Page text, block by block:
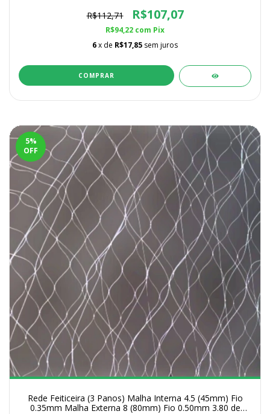
R$112,71
R$107,07
R$94,22 com Pix
6x de R$17,85 sem juros
COMPRAR
5%
OFF
Rede Feiticeira (3 Panos) Malha Interna 4.5 (45mm) Fio
0.35mm Malha Externa 8 (80mm) Fio 0.50mm 3.80 de